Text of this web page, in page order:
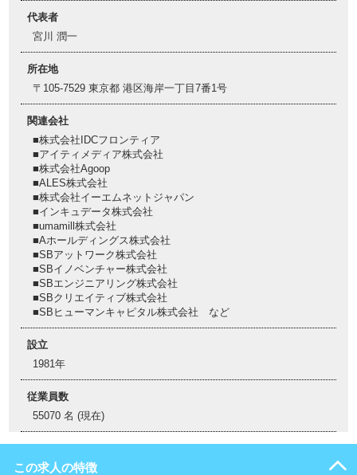
代表者
宮川 潤一
所在地
〒105-7529 東京都 港区海岸一丁目7番1号
関連会社
■株式会社IDCフロンティア
■アイティメディア株式会社
■株式会社Agoop
■ALES株式会社
■株式会社イーエムネットジャパン
■インキュデータ株式会社
■umamill株式会社
■Aホールディングス株式会社
■SBアットワーク株式会社
■SBイノベンチャー株式会社
■SBエンジニアリング株式会社
■SBクリエイティブ株式会社
■SBヒューマンキャピタル株式会社 など
設立
1981年
従業員数
55070 名 (現在)
この求人の特徴